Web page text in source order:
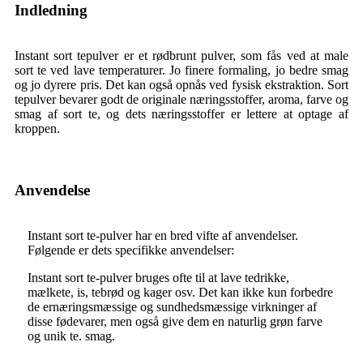
Indledning
Instant sort tepulver er et rødbrunt pulver, som fås ved at male
sort te ved lave temperaturer. Jo finere formaling, jo bedre smag
og jo dyrere pris. Det kan også opnås ved fysisk ekstraktion. Sort
tepulver bevarer godt de originale næringsstoffer, aroma, farve og
smag af sort te, og dets næringsstoffer er lettere at optage af
kroppen.
Anvendelse
Instant sort te-pulver har en bred vifte af anvendelser.
Følgende er dets specifikke anvendelser:
Instant sort te-pulver bruges ofte til at lave tedrikke,
mælkete, is, tebrød og kager osv. Det kan ikke kun forbedre
de ernæringsmæssige og sundhedsmæssige virkninger af
disse fødevarer, men også give dem en naturlig grøn farve
og unik te. smag.